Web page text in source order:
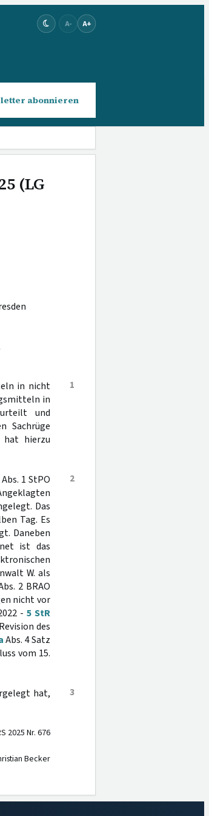
A- A+
abonnieren
(LG
1
in nicht
in
und
Sachrüge
hat hierzu
2
Abs. 1 StPO
Das
Tag. Es
Daneben
ist das
W. als
2 BRAO
nicht vor
- 5 StR
des
Abs. 4 Satz
vom 15.
3
hat,
2025 Nr. 676
Becker